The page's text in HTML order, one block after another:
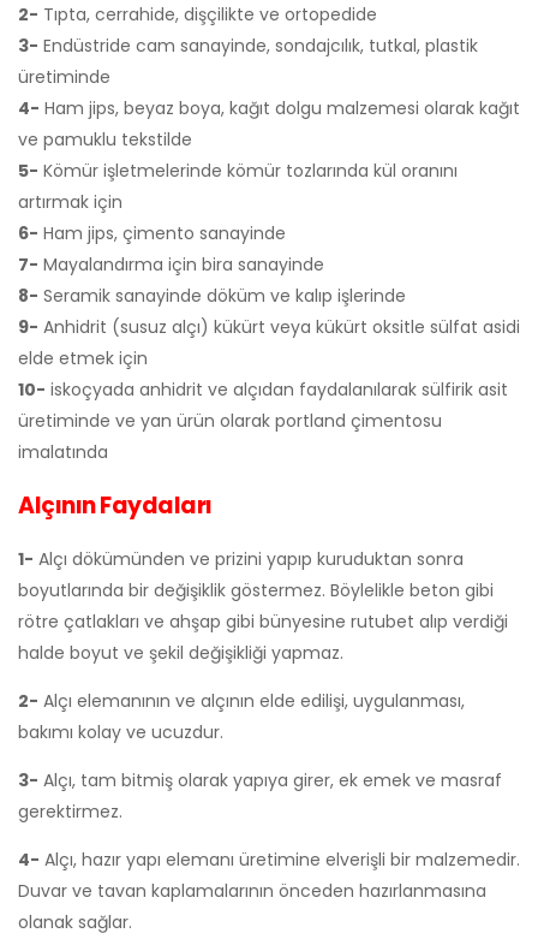
2- Tıpta, cerrahide, dişçilikte ve ortopedide
3- Endüstride cam sanayinde, sondajcılık, tutkal, plastik
üretiminde
4- Ham jips, beyaz boya, kağıt dolgu malzemesi olarak kağıt
ve pamuklu tekstilde
5- Kömür işletmelerinde kömür tozlarında kül oranını
artırmak için
6- Ham jips, çimento sanayinde
7- Mayalandırma için bira sanayinde
8- Seramik sanayinde döküm ve kalıp işlerinde
9- Anhidrit (susuz alçı) kükürt veya kükürt oksitle sülfat asidi
elde etmek için
10- iskoçyada anhidrit ve alçıdan faydalanılarak sülfirik asit
üretiminde ve yan ürün olarak portland çimentosu
imalatında
Alçının Faydaları
1- Alçı dökümünden ve prizini yapıp kuruduktan sonra
boyutlarında bir değişiklik göstermez. Böylelikle beton gibi
rötre çatlakları ve ahşap gibi bünyesine rutubet alıp verdiği
halde boyut ve şekil değişikliği yapmaz.
2- Alçı elemanının ve alçının elde edilişi, uygulanması,
bakımı kolay ve ucuzdur.
3- Alçı, tam bitmiş olarak yapıya girer, ek emek ve masraf
gerektirmez.
4- Alçı, hazır yapı elemanı üretimine elverişli bir malzemedir.
Duvar ve tavan kaplamalarının önceden hazırlanmasına
olanak sağlar.